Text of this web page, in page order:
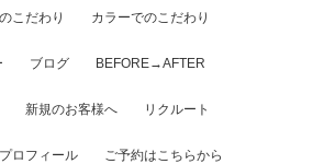
こだわり カラーでのこだわり
ブログ BEFORE→AFTER
新規のお客様へ リクルート
ロフィール ご予約はこちらから